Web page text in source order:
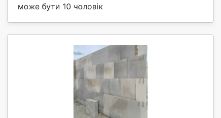
може бути 10 чоловік